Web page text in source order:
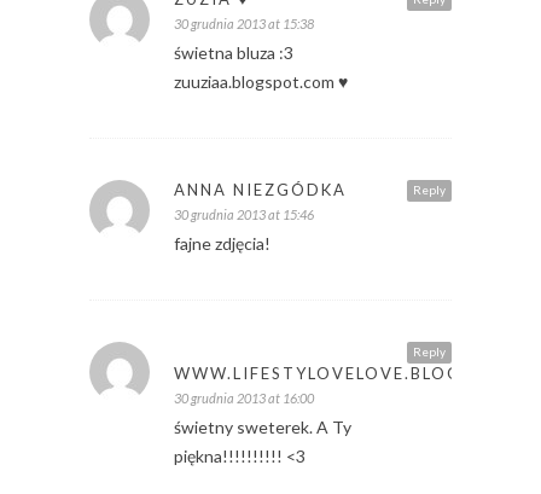
30 grudnia 2013 at 15:38
świetna bluza :3
zuuziaa.blogspot.com ♥
Reply
ANNA NIEZGÓDKA
30 grudnia 2013 at 15:46
fajne zdjęcia!
Reply
30 grudnia 2013 at 16:00
świetny sweterek. A Ty
piękna!!!!!!!!!! <3